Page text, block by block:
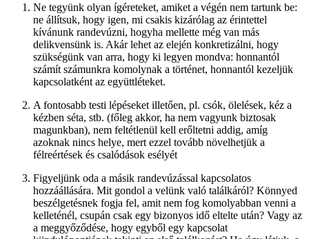
Ne tegyünk olyan ígéreteket, amiket a végén nem tartunk be:
ne állítsuk, hogy igen, mi csakis kizárólag az érintettel
kívánunk randevúzni, hogyha mellette még van más
delikvensünk is. Akár lehet az elején konkretizálni, hogy
szükségünk van arra, hogy ki legyen mondva: honnantól
számít számunkra komolynak a történet, honnantól kezeljük
kapcsolatként az együttléteket.
A fontosabb testi lépéseket illetően, pl. csók, ölelések, kéz a
kézben séta, stb. (főleg akkor, ha nem vagyunk biztosak
magunkban), nem feltétlenül kell erőltetni addig, amíg
azoknak nincs helye, mert ezzel tovább növelhetjük a
félreértések és csalódások esélyét
Figyeljünk oda a másik randevúzással kapcsolatos
hozzáállására. Mit gondol a velünk való találkáról? Könnyed
beszélgetésnek fogja fel, amit nem fog komolyabban venni a
kelleténél, csupán csak egy bizonyos idő eltelte után? Vagy az
a meggyőződése, hogy egyből egy kapcsolat